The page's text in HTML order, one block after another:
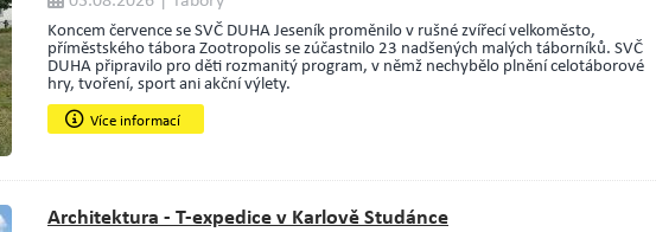
Koncem července se SVČ DUHA Jeseník proměnilo v rušné zvířecí velkoměsto,
příměstského tábora Zootropolis se zúčastnilo 23 nadšených malých táborníků. SVČ
DUHA připravilo pro děti rozmanitý program, v němž nechybělo plnění celotáborové
hry, tvoření, sport ani akční výlety.
Více informací
Architektura - T-expedice v Karlově Studánce